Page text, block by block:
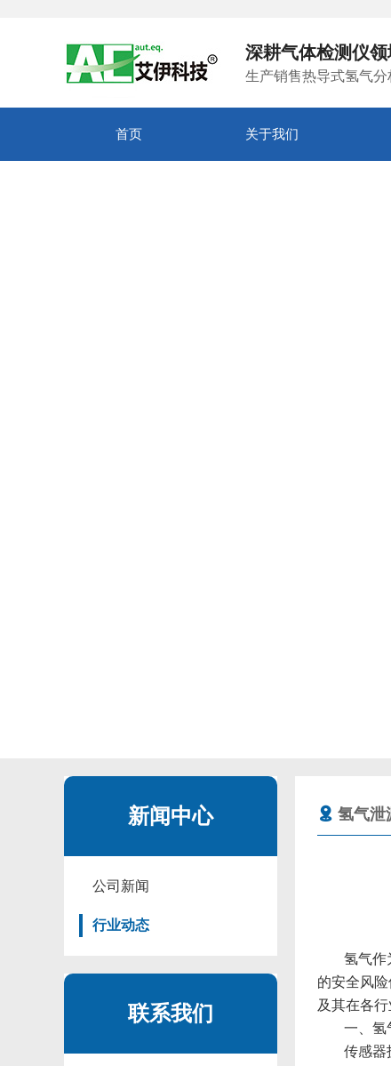
深耕气体检测仪
生产销售热导式氢气
首页 关于我们
新闻中心
公司新闻
行业动态
联系我们
氢气泄
氢气作
的安全风
及其在各行
一、氢
传感器